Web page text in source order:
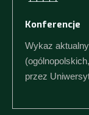
Konferencje
Wykaz
przez